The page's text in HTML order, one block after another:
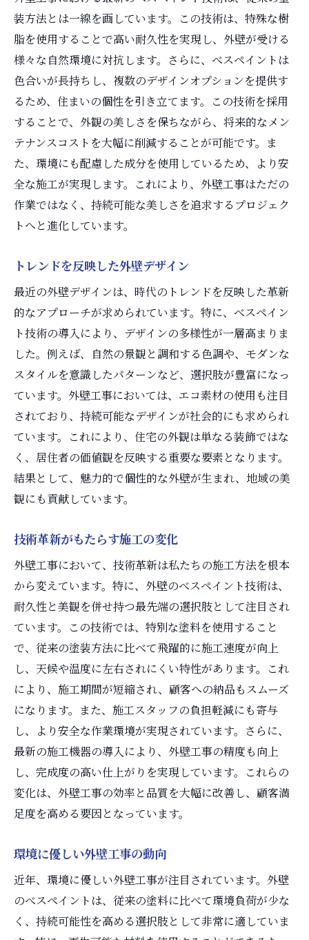
装方法とは一線を画しています。この技術は、特殊な樹
脂を使用することで高い耐久性を実現し、外壁が受ける
様々な自然環境に対抗します。さらに、べスペイントは
色合いが長持ちし、複数のデザインオプションを提供す
るため、住まいの個性を引き立てます。この技術を採用
することで、外観の美しさを保ちながら、将来的なメン
テナンスコストを大幅に削減することが可能です。ま
た、環境にも配慮した成分を使用しているため、より安
全な施工が実現します。これにより、外壁工事はただの
作業ではなく、持続可能な美しさを追求するプロジェク
トへと進化しています。
トレンドを反映した外壁デザイン
最近の外壁デザインは、時代のトレンドを反映した革新
的なアプローチが求められています。特に、べスペイン
ト技術の導入により、デザインの多様性が一層高まりま
した。例えば、自然の景観と調和する色調や、モダンな
スタイルを意識したパターンなど、選択肢が豊富になっ
ています。外壁工事においては、エコ素材の使用も注目
されており、持続可能なデザインが社会的にも求められ
ています。これにより、住宅の外観は単なる装飾ではな
く、居住者の価値観を反映する重要な要素となります。
結果として、魅力的で個性的な外壁が生まれ、地域の美
観にも貢献しています。
技術革新がもたらす施工の変化
外壁工事において、技術革新は私たちの施工方法を根本
から変えています。特に、外壁のべスペイント技術は、
耐久性と美観を併せ持つ最先端の選択肢として注目され
ています。この技術では、特別な塗料を使用すること
で、従来の塗装方法に比べて飛躍的に施工速度が向上
し、天候や温度に左右されにくい特性があります。これ
により、施工期間が短縮され、顧客への納品もスムーズ
になります。また、施工スタッフの負担軽減にも寄与
し、より安全な作業環境が実現されています。さらに、
最新の施工機器の導入により、外壁工事の精度も向上
し、完成度の高い仕上がりを実現しています。これらの
変化は、外壁工事の効率と品質を大幅に改善し、顧客満
足度を高める要因となっています。
環境に優しい外壁工事の動向
近年、環境に優しい外壁工事が注目されています。外壁
のべスペイントは、従来の塗料に比べて環境負荷が少な
く、持続可能性を高める選択肢として非常に適していま